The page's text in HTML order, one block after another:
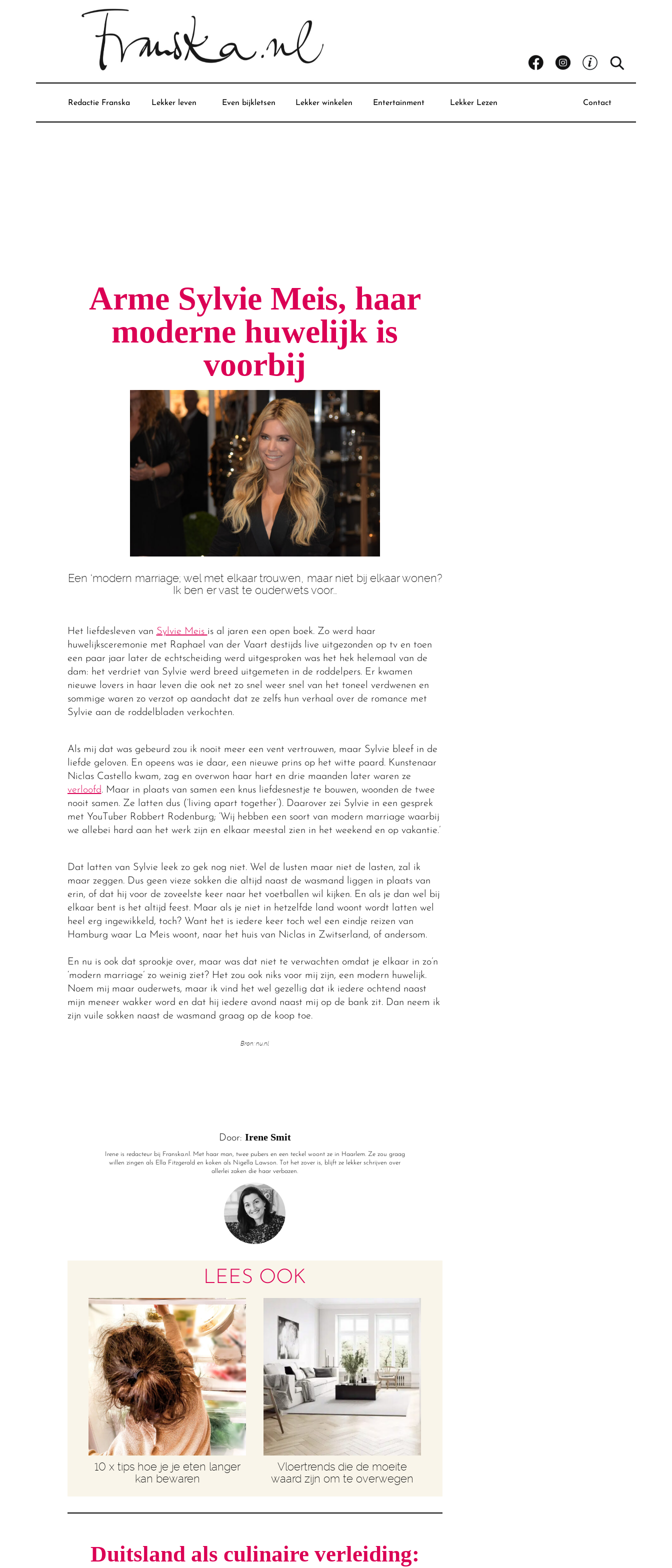
Redactie Franska Lekker leven Even bijkletsen Lekker winkelen Entertainment Lekker Lezen Contact
Arme Sylvie Meis, haar
moderne huwelijk is
voorbij
Een ‘modern marriage; wel met elkaar trouwen, maar niet bij elkaar wonen?
Ik ben er vast te ouderwets voor…
Het liefdesleven van Sylvie Meis is al jaren een open boek. Zo werd haar
huwelijksceremonie met Raphael van der Vaart destijds live uitgezonden op tv en toen
een paar jaar later de echtscheiding werd uitgesproken was het hek helemaal van de
dam: het verdriet van Sylvie werd breed uitgemeten in de roddelpers. Er kwamen
nieuwe lovers in haar leven die ook net zo snel weer snel van het toneel verdwenen en
sommige waren zo verzot op aandacht dat ze zelfs hun verhaal over de romance met
Sylvie aan de roddelbladen verkochten.
Als mij dat was gebeurd zou ik nooit meer een vent vertrouwen, maar Sylvie bleef in de
liefde geloven. En opeens was ie daar, een nieuwe prins op het witte paard. Kunstenaar
Niclas Castello kwam, zag en overwon haar hart en drie maanden later waren ze
verloofd. Maar in plaats van samen een knus liefdesnestje te bouwen, woonden de twee
nooit samen. Ze latten dus (‘living apart together’). Daarover zei Sylvie in een gesprek
met YouTuber Robbert Rodenburg; ‘Wij hebben een soort van modern marriage waarbij
we allebei hard aan het werk zijn en elkaar meestal zien in het weekend en op vakantie.’
Dat latten van Sylvie leek zo gek nog niet. Wel de lusten maar niet de lasten, zal ik
maar zeggen. Dus geen vieze sokken die altijd naast de wasmand liggen in plaats van
erin, of dat hij voor de zoveelste keer naar het voetballen wil kijken. En als je dan wel bij
elkaar bent is het altijd feest. Maar als je niet in hetzelfde land woont wordt latten wel
heel erg ingewikkeld, toch? Want het is iedere keer toch wel een eindje reizen van
Hamburg waar La Meis woont, naar het huis van Niclas in Zwitserland, of andersom.
En nu is ook dat sprookje over, maar was dat niet te verwachten omdat je elkaar in zo’n
‘modern marriage’ zo weinig ziet? Het zou ook niks voor mij zijn, een modern huwelijk.
Noem mij maar ouderwets, maar ik vind het wel gezellig dat ik iedere ochtend naast
mijn meneer wakker word en dat hij iedere avond naast mij op de bank zit. Dan neem ik
zijn vuile sokken naast de wasmand graag op de koop toe.
Bron: nu.nl
Door: Irene Smit
Irene is redacteur bij Franska.nl. Met haar man, twee pubers en een teckel woont ze in Haarlem. Ze zou graag
willen zingen als Ella Fitzgerald en koken als Nigella Lawson. Tot het zover is, blijft ze lekker schrijven over
allerlei zaken die haar verbazen.
LEES OOK
10 x tips hoe je je eten langer
kan bewaren
Vloertrends die de moeite
waard zijn om te overwegen
Duitsland als culinaire verleiding: